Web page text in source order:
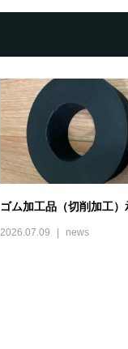
ゴム加工品（切削加工
2026.07.09 news